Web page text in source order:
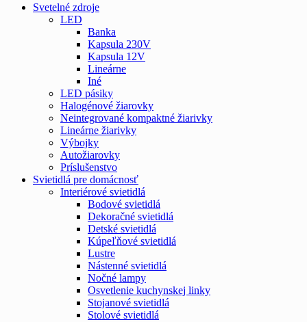
Svetelné zdroje
LED
Banka
Kapsula 230V
Kapsula 12V
Lineárne
Iné
LED pásiky
Halogénové žiarovky
Neintegrované kompaktné žiarivky
Lineárne žiarivky
Výbojky
Autožiarovky
Príslušenstvo
Svietidlá pre domácnosť
Interiérové svietidlá
Bodové svietidlá
Dekoračné svietidlá
Detské svietidlá
Kúpeľňové svietidlá
Lustre
Nástenné svietidlá
Nočné lampy
Osvetlenie kuchynskej linky
Stojanové svietidlá
Stolové svietidlá